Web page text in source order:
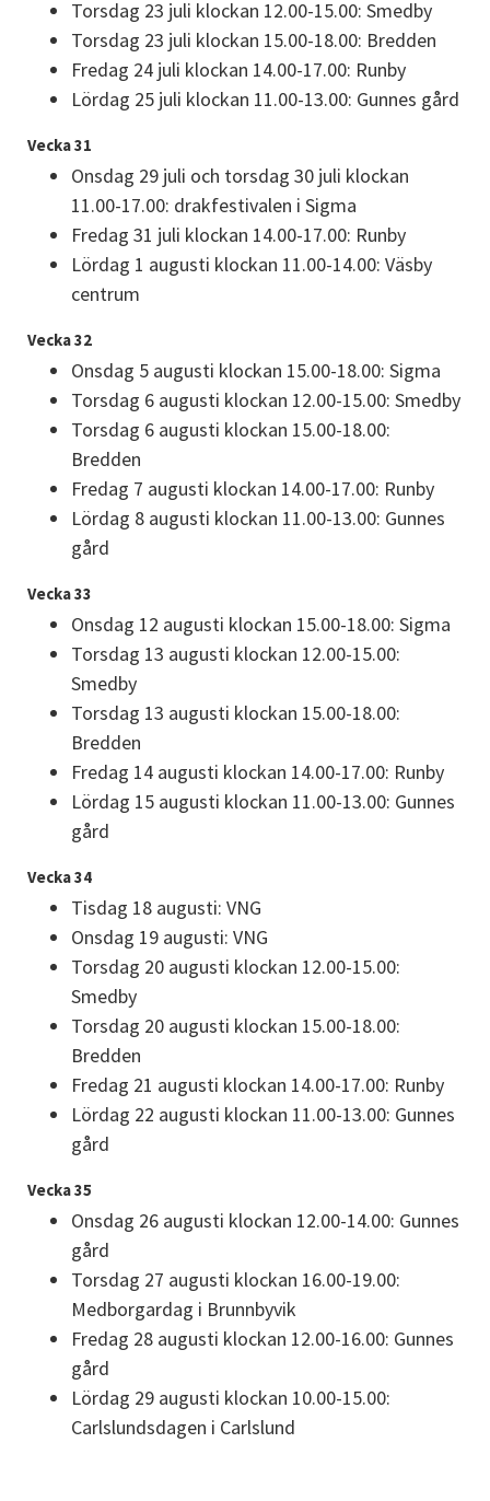
Torsdag 23 juli klockan 12.00-15.00: Smedby
Torsdag 23 juli klockan 15.00-18.00: Bredden
Fredag 24 juli klockan 14.00-17.00: Runby
Lördag 25 juli klockan 11.00-13.00: Gunnes gård
Vecka 31
Onsdag 29 juli och torsdag 30 juli klockan
11.00-17.00: drakfestivalen i Sigma
Fredag 31 juli klockan 14.00-17.00: Runby
Lördag 1 augusti klockan 11.00-14.00: Väsby
centrum
Vecka 32
Onsdag 5 augusti klockan 15.00-18.00: Sigma
Torsdag 6 augusti klockan 12.00-15.00: Smedby
Torsdag 6 augusti klockan 15.00-18.00:
Bredden
Fredag 7 augusti klockan 14.00-17.00: Runby
Lördag 8 augusti klockan 11.00-13.00: Gunnes
gård
Vecka 33
Onsdag 12 augusti klockan 15.00-18.00: Sigma
Torsdag 13 augusti klockan 12.00-15.00:
Smedby
Torsdag 13 augusti klockan 15.00-18.00:
Bredden
Fredag 14 augusti klockan 14.00-17.00: Runby
Lördag 15 augusti klockan 11.00-13.00: Gunnes
gård
Vecka 34
Tisdag 18 augusti: VNG
Onsdag 19 augusti: VNG
Torsdag 20 augusti klockan 12.00-15.00:
Smedby
Torsdag 20 augusti klockan 15.00-18.00:
Bredden
Fredag 21 augusti klockan 14.00-17.00: Runby
Lördag 22 augusti klockan 11.00-13.00: Gunnes
gård
Vecka 35
Onsdag 26 augusti klockan 12.00-14.00: Gunnes
gård
Torsdag 27 augusti klockan 16.00-19.00:
Medborgardag i Brunnbyvik
Fredag 28 augusti klockan 12.00-16.00: Gunnes
gård
Lördag 29 augusti klockan 10.00-15.00:
Carlslundsdagen i Carlslund